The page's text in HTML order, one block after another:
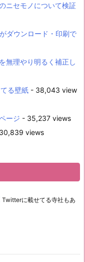
ニセモノについて検証
ダウンロード・印刷で
無理やり明るく補正し
る壁紙 - 38,043 view
ージ - 35,237 views
views
Twitterに載せてる寺社もあ